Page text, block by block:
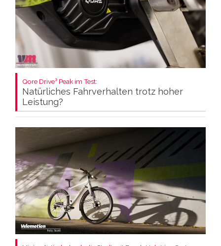
Qore Drive³ Peak im Test:
Natürliches Fahrverhalten trotz hoher
Leistung?